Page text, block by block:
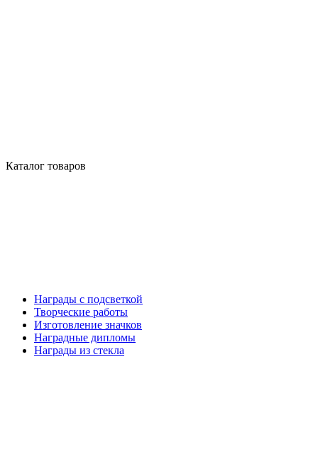
Каталог товаров
Награды с подсветкой
Творческие работы
Изготовление значков
Наградные дипломы
Награды из стекла